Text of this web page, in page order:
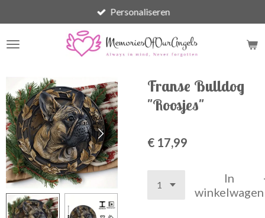
direct
naar
Personaliseren
Franse Bulldog
"Roosjes"
€ 17,99
In
winkelwagen